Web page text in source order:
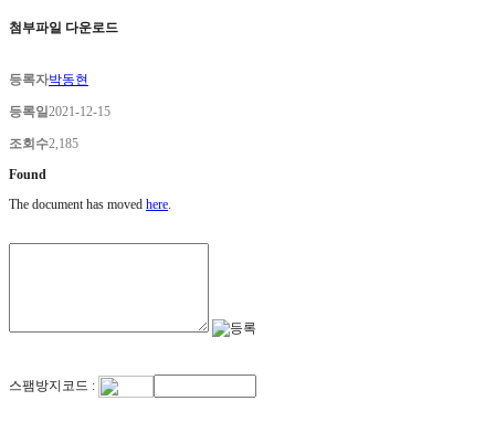
첨부파일 다운로드
등록자박동현
등록일2021-12-15
조회수2,185
Found
The document has moved here.
스팸방지코드 :